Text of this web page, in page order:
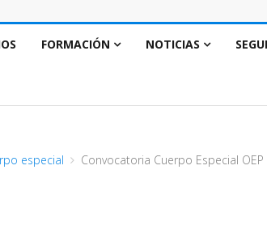
FORMACIÓN NOTICIAS
especial Convocatoria Cuerpo Especial